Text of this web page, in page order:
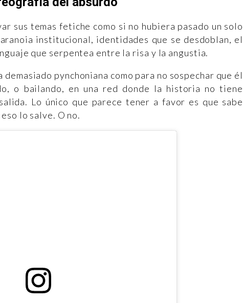
sus temas fetiche como si no hubiera pasado un solo
institucional, identidades que se desdoblan, el
que serpentea entre la risa y la angustia.
pynchoniana como para no sospechar que él
o bailando, en una red donde la historia no tiene
Lo único que parece tener a favor es que sabe
lo salve. O no.